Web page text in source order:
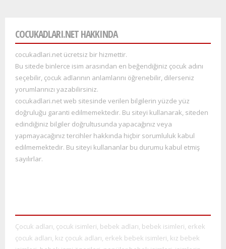
COCUKADLARI.NET HAKKINDA
cocukadlari.net ücretsiz bir hizmettir.
Bu sitede binlerce isim arasından en beğendiğiniz çocuk adını
seçebilir, çocuk adlarının anlamlarını öğrenebilir, dilerseniz
yorumlarınızı yazabilirsiniz.
cocukadlari.net web sitesinde verilen bilgilerin yüzde yüz
doğruluğu garanti edilmemektedir. Bu siteyi kullanarak, siteden
edindiğiniz bilgiler doğrultusunda yapacağınız veya
yapmayacağınız tercihler hakkında hiçbir sorumluluk kabul
edilmemektedir. Bu siteyi kullananlar bu durumu kabul etmiş
sayılırlar.
Çocuk adları, çocuk isimleri, bebek adları, bebek isimleri, erkek
çocuk adları, kız çocuk adları, erkek bebek isimleri, kız bebek